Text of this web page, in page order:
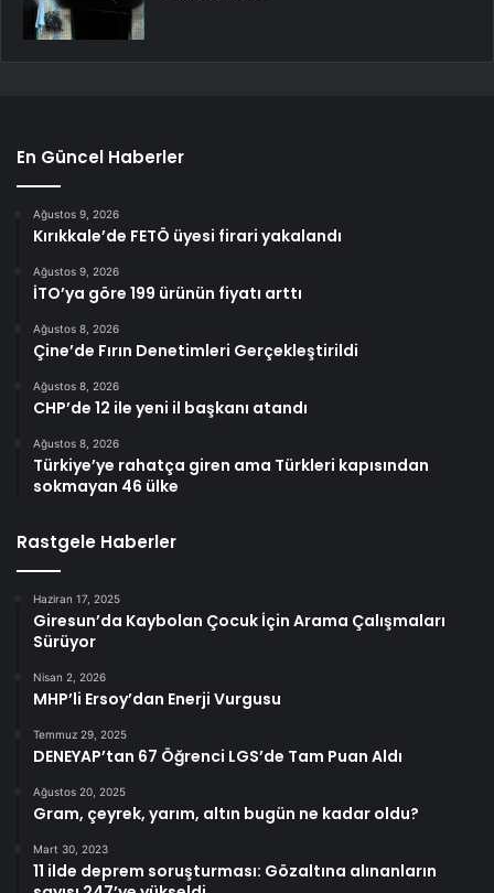
En Güncel Haberler
Ağustos 9, 2026
Kırıkkale’de FETÖ üyesi firari yakalandı
Ağustos 9, 2026
İTO’ya göre 199 ürünün fiyatı arttı
Ağustos 8, 2026
Çine’de Fırın Denetimleri Gerçekleştirildi
Ağustos 8, 2026
CHP’de 12 ile yeni il başkanı atandı
Ağustos 8, 2026
Türkiye’ye rahatça giren ama Türkleri kapısından
sokmayan 46 ülke
Rastgele Haberler
Haziran 17, 2025
Giresun’da Kaybolan Çocuk İçin Arama Çalışmaları
Sürüyor
Nisan 2, 2026
MHP’li Ersoy’dan Enerji Vurgusu
Temmuz 29, 2025
DENEYAP’tan 67 Öğrenci LGS’de Tam Puan Aldı
Ağustos 20, 2025
Gram, çeyrek, yarım, altın bugün ne kadar oldu?
Mart 30, 2023
11 ilde deprem soruşturması: Gözaltına alınanların